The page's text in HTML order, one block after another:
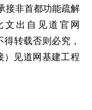
接非首都功能疏解
出自见道官网
转载否则必究，
）见道网基建工程